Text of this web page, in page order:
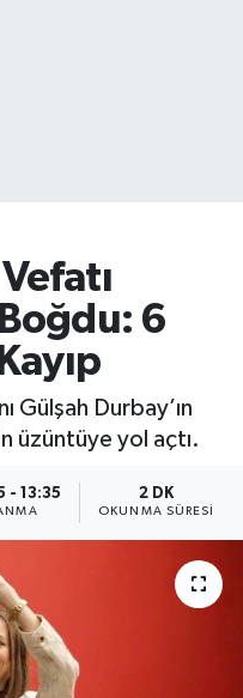
Boğdu: 6
Gülşah Durbay’ın
üzüntüye yol açtı.
- 13:35 2 DK
OKUNMA SÜRESI